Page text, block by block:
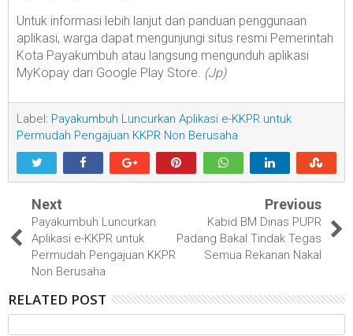
Untuk informasi lebih lanjut dan panduan penggunaan
aplikasi, warga dapat mengunjungi situs resmi Pemerintah
Kota Payakumbuh atau langsung mengunduh aplikasi
MyKopay dari Google Play Store. (Jp)
Label: Payakumbuh Luncurkan Aplikasi e-KKPR untuk
Permudah Pengajuan KKPR Non Berusaha
Next
Payakumbuh Luncurkan
Aplikasi e-KKPR untuk
Permudah Pengajuan KKPR
Non Berusaha
Previous
Kabid BM Dinas PUPR
Padang Bakal Tindak Tegas
Semua Rekanan Nakal
RELATED POST